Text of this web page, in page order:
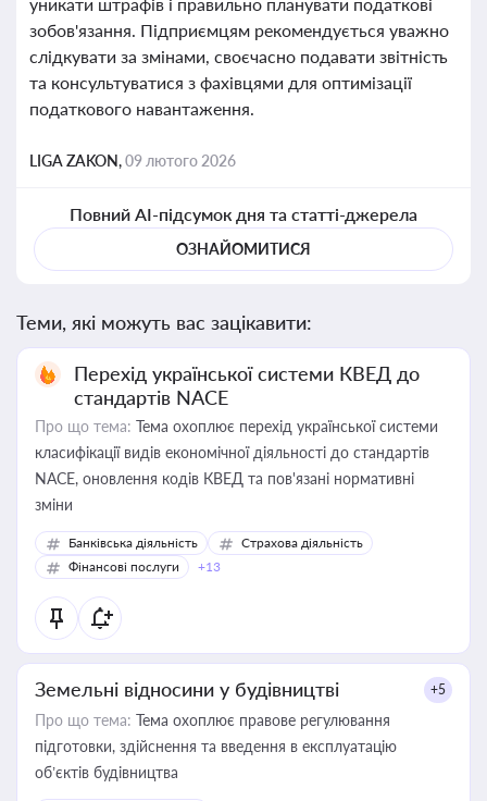
зобов'язання. Підприємцям рекомендується уважно
слідкувати за змінами, своєчасно подавати звітність
та консультуватися з фахівцями для оптимізації
податкового навантаження.
LIGA ZAKON,09 лютого 2026
Повний AI-підсумок дня та статті-джерела
ОЗНАЙОМИТИСЯ
Теми, які можуть вас зацікавити:
Перехід української системи КВЕД до
стандартів NACE
Про що тема: Тема охоплює перехід української системи
класифікації видів економічної діяльності до стандартів
NACE, оновлення кодів КВЕД та пов'язані нормативні
зміни
Банківська діяльність
Страхова діяльність
Фінансові послуги
+13
Земельні відносини у будівництві +5
Про що тема: Тема охоплює правове регулювання
підготовки, здійснення та введення в експлуатацію
об’єктів будівництва